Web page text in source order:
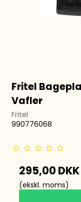
Fritel
Vafler
Fritel
990776068
295,00 DKK
(ekskl. moms)